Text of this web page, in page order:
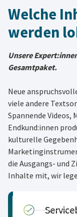
Welche
werden
Unsere
Gesamtpaket.
Neue
viele andere
Spannende Videos,
Endkund:innen
kulturelle
die Ausgangs- und
Inhalte mit, wir